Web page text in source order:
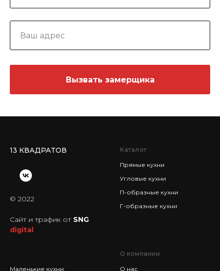
Вызвать замерщика
13 КВАДРАТОВ
© 2022
Сайт и трафик от SNG
digital
Каталог
Прямые кухни
Угловые кухни
П-образные кухни
Г-образные кухни
Маленькие кухни
О компании
О нас